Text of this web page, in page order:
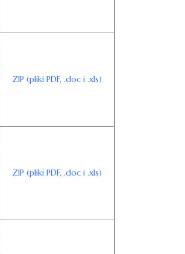
ZIP (pliki PDF, .doc i .xls)
ZIP (pliki PDF, .doc i .xls)